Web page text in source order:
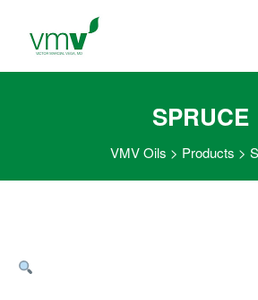
SPRUCE
VMV Oils > Products >